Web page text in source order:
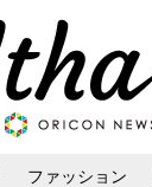
ファッション